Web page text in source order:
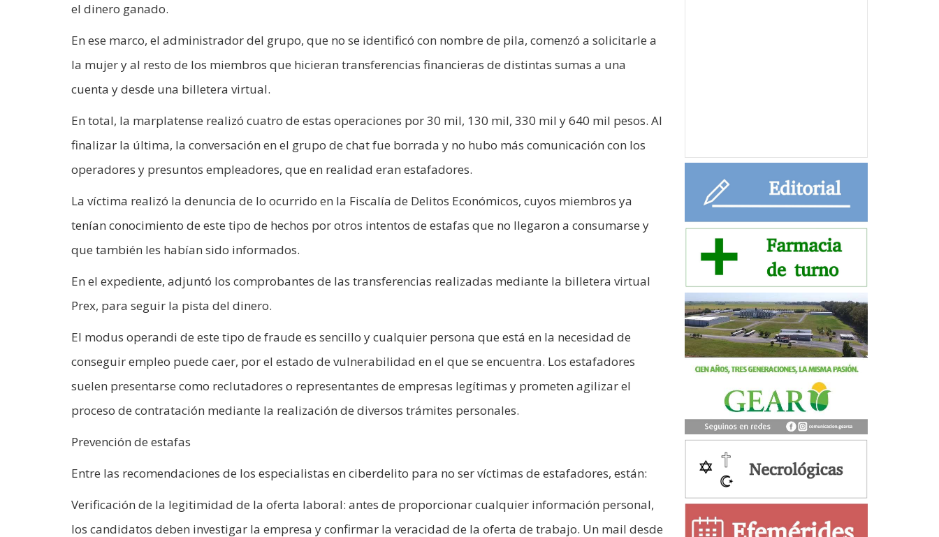
el dinero ganado.
En ese marco, el administrador del grupo, que no se identificó con nombre de pila, comenzó a solicitarle a
la mujer y al resto de los miembros que hicieran transferencias financieras de distintas sumas a una
cuenta y desde una billetera virtual.
En total, la marplatense realizó cuatro de estas operaciones por 30 mil, 130 mil, 330 mil y 640 mil pesos. Al
finalizar la última, la conversación en el grupo de chat fue borrada y no hubo más comunicación con los
operadores y presuntos empleadores, que en realidad eran estafadores.
La víctima realizó la denuncia de lo ocurrido en la Fiscalía de Delitos Económicos, cuyos miembros ya
tenían conocimiento de este tipo de hechos por otros intentos de estafas que no llegaron a consumarse y
que también les habían sido informados.
En el expediente, adjuntó los comprobantes de las transferencias realizadas mediante la billetera virtual
Prex, para seguir la pista del dinero.
El modus operandi de este tipo de fraude es sencillo y cualquier persona que está en la necesidad de
conseguir empleo puede caer, por el estado de vulnerabilidad en el que se encuentra. Los estafadores
suelen presentarse como reclutadores o representantes de empresas legítimas y prometen agilizar el
proceso de contratación mediante la realización de diversos trámites personales.
Prevención de estafas
Entre las recomendaciones de los especialistas en ciberdelito para no ser víctimas de estafadores, están:
Verificación de la legitimidad de la oferta laboral: antes de proporcionar cualquier información personal,
los candidatos deben investigar la empresa y confirmar la veracidad de la oferta de trabajo. Un mail desde